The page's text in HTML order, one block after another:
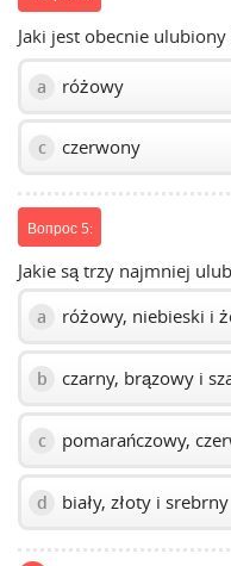
Jaki jest obecnie
a różowy
c czerwony
Вопрос 5:
Jakie są trzy najmniej
a różowy, niebieski i
b czarny, brązowy i
c pomarańczowy,
d biały, złoty i srebrny